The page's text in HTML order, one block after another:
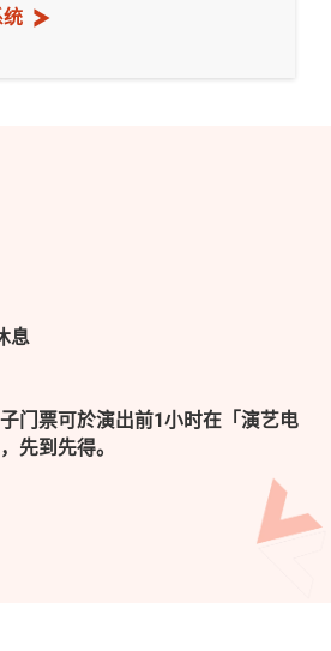
息
门票可於演出前1小时在「演艺电
先到先得。